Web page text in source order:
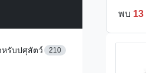
หรับปศุสัตว์ 210
พบ 13